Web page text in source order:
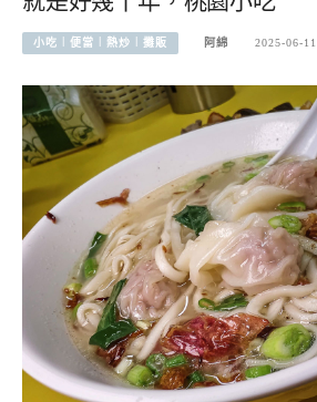
小吃︱便當︱熱炒︱攤販 阿綿 2025-06-11